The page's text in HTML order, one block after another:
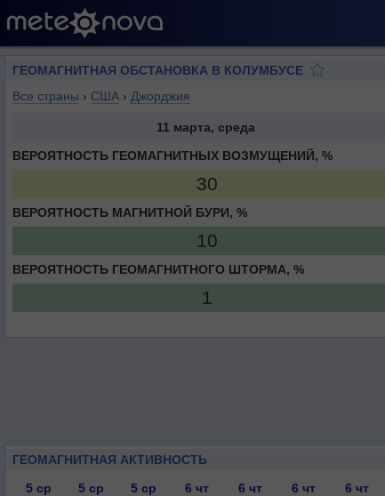
ГЕОМАГНИТНАЯ ОБСТАНОВКА В КОЛУМБУСЕ
Все страны › США › Джорджия
11 марта, среда
ВЕРОЯТНОСТЬ ГЕОМАГНИТНЫХ ВОЗМУЩЕНИЙ, %
30
ВЕРОЯТНОСТЬ МАГНИТНОЙ БУРИ, %
10
ВЕРОЯТНОСТЬ ГЕОМАГНИТНОГО ШТОРМА, %
1
ГЕОМАГНИТНАЯ АКТИВНОСТЬ
5 ср
5 ср 5 ср 6 чт 6 чт 6 чт 6 чт